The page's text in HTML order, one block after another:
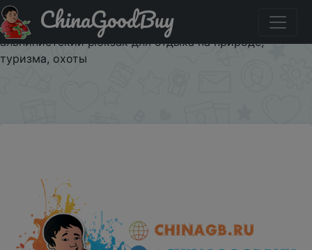
Паридбати з промокодом $5/5 20-35L военный
тактический рюкзак Водонепроницаемый армейский
альпинистский рюкзак для отдыха на природе,
туризма, охоты
ChinaGoodBuy